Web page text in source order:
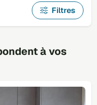
Filtres
à vos